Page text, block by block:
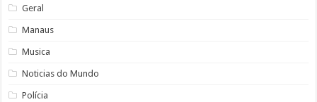
Geral
Manaus
Musica
Noticias do Mundo
Polícia